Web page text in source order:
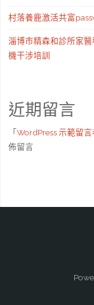
村落養鹿激活共富
淄博市精森和診所家
機干涉培訓
近期留言
「WordPress 示範留言
佈留言